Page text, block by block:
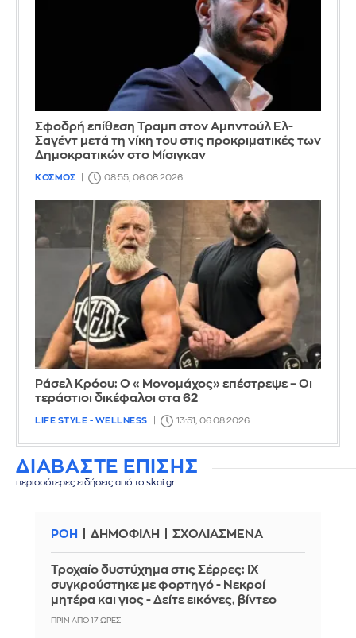
Σφοδρή επίθεση Τραμπ στον Αμπντούλ Ελ-
Σαγέντ μετά τη νίκη του στις προκριματικές των
Δημοκρατικών στο Μίσιγκαν
ΚΟΣΜΟΣ 08:55, 06.08.2026
Ράσελ Κρόου: Ο «Μονομάχος» επέστρεψε – Οι
τεράστιοι δικέφαλοι στα 62
LIFE STYLE - WELLNESS 13:51, 06.08.2026
ΔΙΑΒΑΣΤΕ ΕΠΙΣΗΣ
περισσότερες ειδήσεις από το skai.gr
ΡΟΗ ΔΗΜΟΦΙΛΗ ΣΧΟΛΙΑΣΜΕΝΑ
Τροχαίο δυστύχημα στις Σέρρες: ΙΧ
συγκρούστηκε με φορτηγό - Νεκροί
μητέρα και γιος - Δείτε εικόνες, βίντεο
ΠΡΙΝ ΑΠΌ 17 ΏΡΕΣ